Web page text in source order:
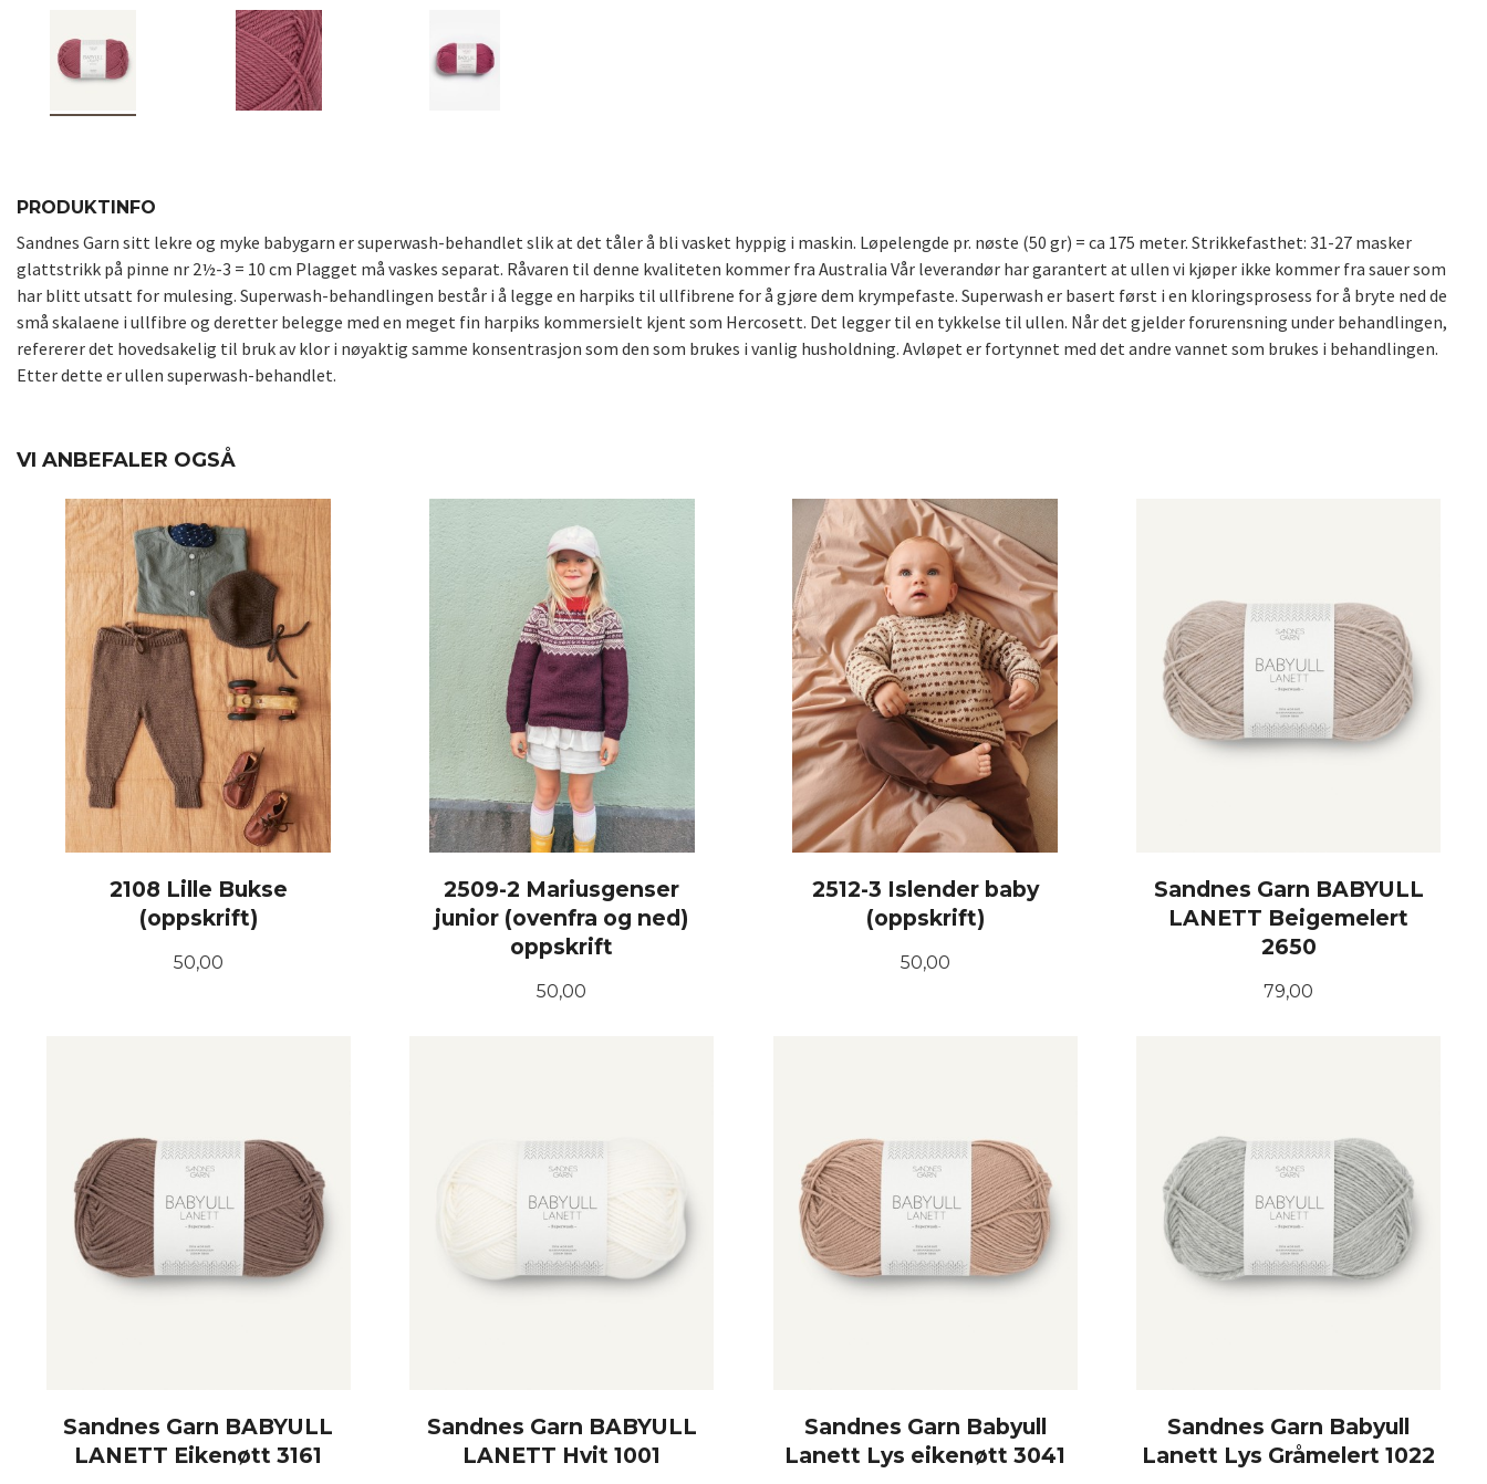
PRODUKTINFO
Sandnes Garn sitt lekre og myke babygarn er superwash-behandlet slik at det tåler å bli vasket hyppig i maskin. Løpelengde pr. nøste (50 gr) = ca 175 meter. Strikkefasthet: 31-27 masker
glattstrikk på pinne nr 2½-3 = 10 cm Plagget må vaskes separat. Råvaren til denne kvaliteten kommer fra Australia Vår leverandør har garantert at ullen vi kjøper ikke kommer fra sauer som
har blitt utsatt for mulesing. Superwash-behandlingen består i å legge en harpiks til ullfibrene for å gjøre dem krympefaste. Superwash er basert først i en kloringsprosess for å bryte ned de
små skalaene i ullfibre og deretter belegge med en meget fin harpiks kommersielt kjent som Hercosett. Det legger til en tykkelse til ullen. Når det gjelder forurensning under behandlingen,
refererer det hovedsakelig til bruk av klor i nøyaktig samme konsentrasjon som den som brukes i vanlig husholdning. Avløpet er fortynnet med det andre vannet som brukes i behandlingen.
Etter dette er ullen superwash-behandlet.
VI ANBEFALER OGSÅ
2108 Lille Bukse
(oppskrift)
Pris
50,00
2509-2 Mariusgenser
junior (ovenfra og ned)
oppskrift
Pris
50,00
2512-3 Islender baby
(oppskrift)
Pris
50,00
Sandnes Garn BABYULL
LANETT Beigemelert
2650
Pris
79,00
Sandnes Garn BABYULL
LANETT Eikenøtt 3161
Sandnes Garn BABYULL
LANETT Hvit 1001
Sandnes Garn Babyull
Lanett Lys eikenøtt 3041
Sandnes Garn Babyull
Lanett Lys Gråmelert 1022